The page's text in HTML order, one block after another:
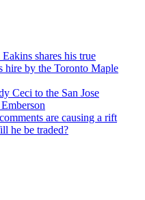
shares his true
hire by the Toronto Maple
Ceci to the San Jose
are causing a rift
he be traded?